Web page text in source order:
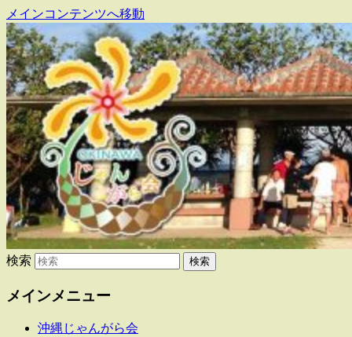
メインコンテンツへ移動
沖縄じゃんがら会
東日本大震災で県内に避難・移住してい
る人たちの交流組織です
検索
メインメニュー
沖縄じゃんがら会